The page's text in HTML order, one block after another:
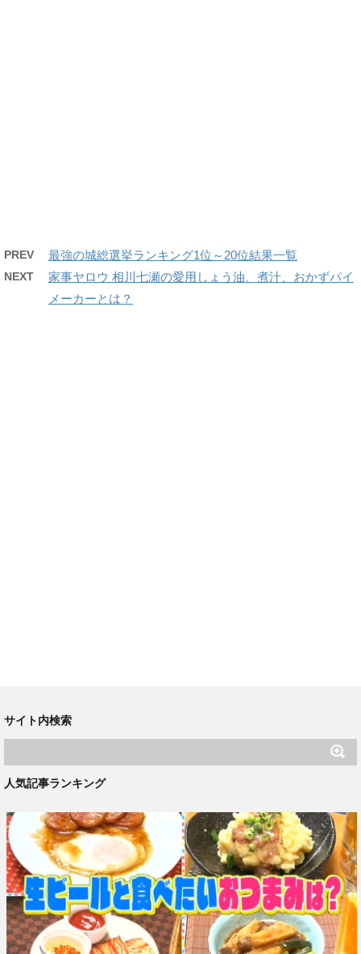
PREV 最強の城総選挙ランキング1位～20位結果一覧
NEXT
家事ヤロウ 相川七瀬の愛用しょう油、煮汁、おかずパイ
メーカーとは？
サイト内検索
人気記事ランキング